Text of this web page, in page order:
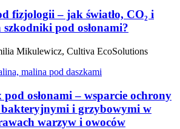
fizjologii – jak światło, CO₂ i
pod osłonami?
Mikulewicz, Cultiva EcoSolutions
osłonami – wsparcie ochrony
i grzybowymi w
warzyw i owoców